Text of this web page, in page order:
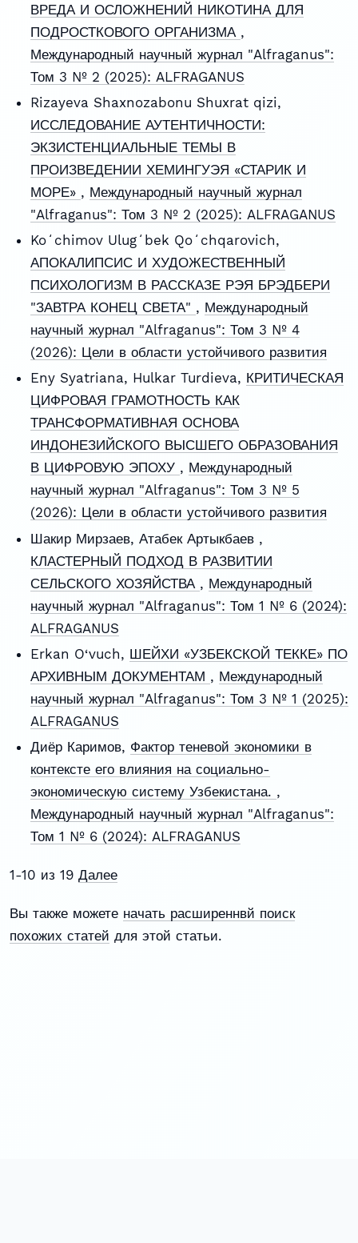
ВРЕДА И ОСЛОЖНЕНИЙ НИКОТИНА ДЛЯ
ПОДРОСТКОВОГО ОРГАНИЗМА ,
Международный научный журнал "Alfraganus":
Том 3 № 2 (2025): ALFRAGANUS
Rizayeva Shaxnozabonu Shuxrat qizi,
ИССЛЕДОВАНИЕ АУТЕНТИЧНОСТИ:
ЭКЗИСТЕНЦИАЛЬНЫЕ ТЕМЫ В
ПРОИЗВЕДЕНИИ ХЕМИНГУЭЯ «СТАРИК И
МОРЕ» , Международный научный журнал
"Alfraganus": Том 3 № 2 (2025): ALFRAGANUS
Koʻchimov Ulugʻbek Qoʻchqarovich,
АПОКАЛИПСИС И ХУДОЖЕСТВЕННЫЙ
ПСИХОЛОГИЗМ В РАССКАЗЕ РЭЯ БРЭДБЕРИ
"ЗАВТРА КОНЕЦ СВЕТА" , Международный
научный журнал "Alfraganus": Том 3 № 4
(2026): Цели в области устойчивого развития
Eny Syatriana, Hulkar Turdieva, КРИТИЧЕСКАЯ
ЦИФРОВАЯ ГРАМОТНОСТЬ КАК
ТРАНСФОРМАТИВНАЯ ОСНОВА
ИНДОНЕЗИЙСКОГО ВЫСШЕГО ОБРАЗОВАНИЯ
В ЦИФРОВУЮ ЭПОХУ , Международный
научный журнал "Alfraganus": Том 3 № 5
(2026): Цели в области устойчивого развития
Шакир Мирзаев, Атабек Артыкбаев ,
КЛАСТЕРНЫЙ ПОДХОД В РАЗВИТИИ
СЕЛЬСКОГО ХОЗЯЙСТВА , Международный
научный журнал "Alfraganus": Том 1 № 6 (2024):
ALFRAGANUS
Erkan O‘vuch, ШЕЙХИ «УЗБЕКСКОЙ ТЕККЕ» ПО
АРХИВНЫМ ДОКУМЕНТАМ , Международный
научный журнал "Alfraganus": Том 3 № 1 (2025):
ALFRAGANUS
Диёр Каримов, Фактор теневой экономики в
контексте его влияния на социально-
экономическую систему Узбекистана. ,
Международный научный журнал "Alfraganus":
Том 1 № 6 (2024): ALFRAGANUS
1-10 из 19 Далее
Вы также можете начать расширеннвй поиск
похожих статей для этой статьи.